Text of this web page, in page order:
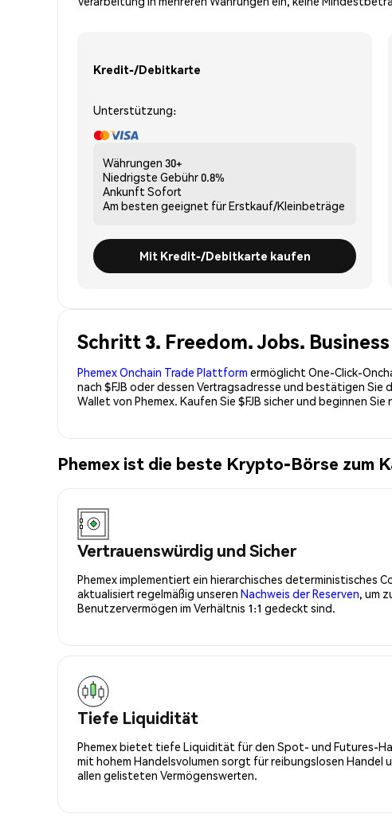
Kredit-/Debitkarte
Unterstützung:
Währungen 30+
Niedrigste Gebühr0.8%
Ankunft Sofort
Am besten geeignet fürErstkauf/Kleinbeträge
Mit Kredit-/Debitkarte kaufen
Schritt 3. Freedom. Jobs.
Phemex Onchain Trade Plattform ermöglicht One-Click-
nach $FJB oder dessen Vertragsadresse und bestätigen Sie
Wallet von Phemex. Kaufen Sie $FJB sicher und beginnen
Phemex ist die beste Krypto-Börse zum
Vertrauenswürdig und Sicher
Phemex implementiert ein hierarchisches deterministisches
aktualisiert regelmäßig unseren Nachweis der Reserven, um
Benutzervermögen im Verhältnis 1:1 gedeckt sind.
Tiefe Liquidität
Phemex bietet tiefe Liquidität für den Spot- und Futures-
mit hohem Handelsvolumen sorgt für reibungslosen Handel
allen gelisteten Vermögenswerten.